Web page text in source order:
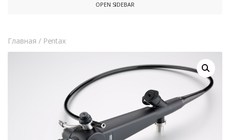
OPEN SIDEBAR
Главная / Pentax